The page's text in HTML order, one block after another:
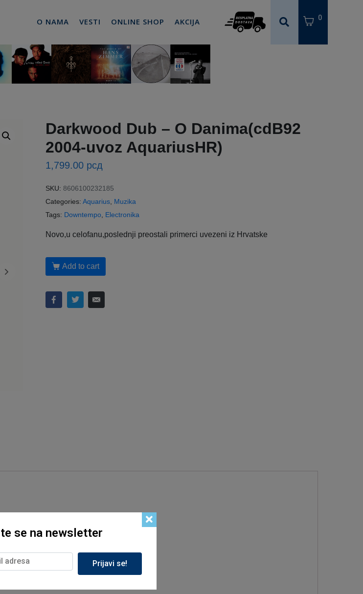
O NAMA VESTI ONLINE SHOP AKCIJA 0
Darkwood Dub – O Danima(cdB92
2004-uvoz AquariusHR)
1,799.00 рсд
SKU: 8606100232185
Categories: Aquarius Muzika
Tags: Downtempo Electronika
Novo,u celofanu,poslednji preostali primerci uvezeni iz Hrvatske
Add to cart
se na newsletter
Prijavi se!